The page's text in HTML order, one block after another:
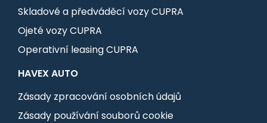
Skladové a předváděcí vozy CUPRA
Ojeté vozy CUPRA
Operativní leasing CUPRA
HAVEX AUTO
Zásady zpracování osobních údajů
Zásady používání souborů cookie